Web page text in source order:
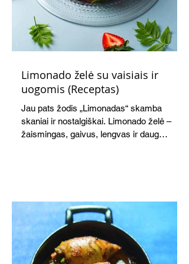
Limonado želė su vaisiais ir
uogomis (Receptas)
Jau pats žodis „Limonadas“ skamba
skaniai ir nostalgiškai. Limonado želė –
žaismingas, gaivus, lengvas ir daug